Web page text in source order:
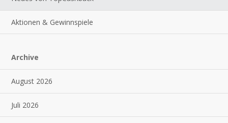
Aktionen & Gewinnspiele
Archive
August 2026
Juli 2026